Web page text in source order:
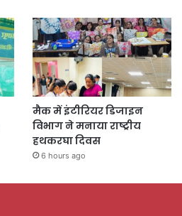
मैक में इंटीरियर डिजाइन
विभाग ने मनाया राष्ट्रीय
हथकरघा दिवस
6 hours ago